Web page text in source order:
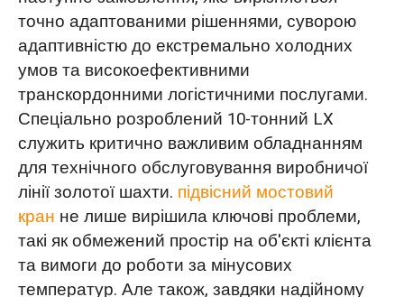
успішного одноразового введення в
експлуатацію
Результати та визнання клієнтів: сила
повторних замовлень
точно адаптованими рішеннями, суворою
адаптивністю до екстремально холодних
умов та високоефективними
транскордонними логістичними послугами.
Спеціально розроблений 10-тонний LX
служить критично важливим обладнанням
для технічного обслуговування виробничої
лінії золотої шахти. підвісний мостовий
кран не лише вирішила ключові проблеми,
такі як обмежений простір на об'єкті клієнта
та вимоги до роботи за мінусових
температур. Але також, завдяки надійному